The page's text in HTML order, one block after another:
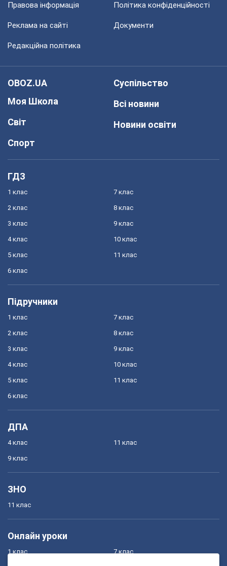
Правова інформація Політика конфіденційності
Реклама на сайті Документи
Редакційна політика
OBOZ.UA
Моя Школа
Світ
Спорт
Суспільство
Всі новини
Новини освіти
ГДЗ
1 клас
2 клас
3 клас
4 клас
5 клас
6 клас
7 клас
8 клас
9 клас
10 клас
11 клас
Підручники
1 клас
2 клас
3 клас
4 клас
5 клас
6 клас
7 клас
8 клас
9 клас
10 клас
11 клас
ДПА
4 клас
9 клас
11 клас
ЗНО
11 клас
Онлайн уроки
1 клас 7 клас